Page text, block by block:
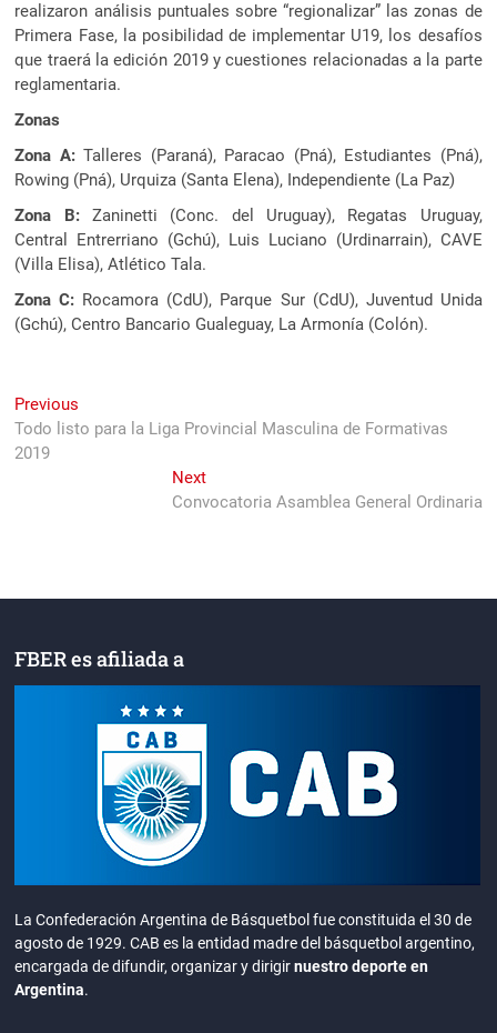
realizaron análisis puntuales sobre “regionalizar” las zonas de
Primera Fase, la posibilidad de implementar U19, los desafíos
que traerá la edición 2019 y cuestiones relacionadas a la parte
reglamentaria.
Zonas
Zona A:Talleres (Paraná), Paracao (Pná), Estudiantes (Pná),
Rowing (Pná), Urquiza (Santa Elena), Independiente (La Paz)
Zona B:Zaninetti (Conc. del Uruguay), Regatas Uruguay,
Central Entrerriano (Gchú), Luis Luciano (Urdinarrain), CAVE
(Villa Elisa), Atlético Tala.
Zona C: Rocamora (CdU), Parque Sur (CdU), Juventud Unida
(Gchú), Centro Bancario Gualeguay, La Armonía (Colón).
Navegación
de
Previous
post:
Todo listo para la Liga Provincial Masculina de Formativas
2019
NextNext
post:
Convocatoria Asamblea General Ordinaria
FBER es afiliada a
La Confederación Argentina de Básquetbol fue constituida el 30 de
agosto de 1929. CAB es la entidad madre del básquetbol argentino,
encargada de difundir, organizar y dirigirnuestro deporte en
Argentina.